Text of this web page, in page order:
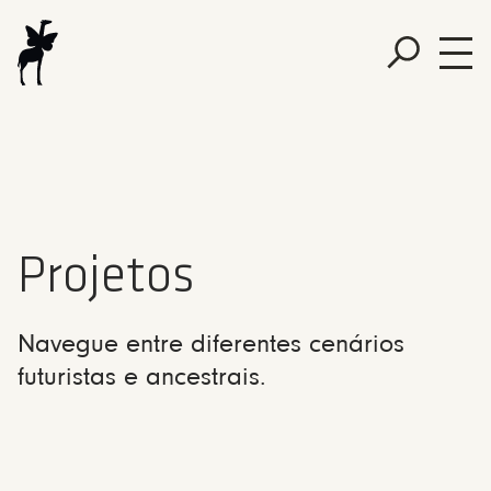
Projetos
Navegue entre diferentes cenários
futuristas e ancestrais.